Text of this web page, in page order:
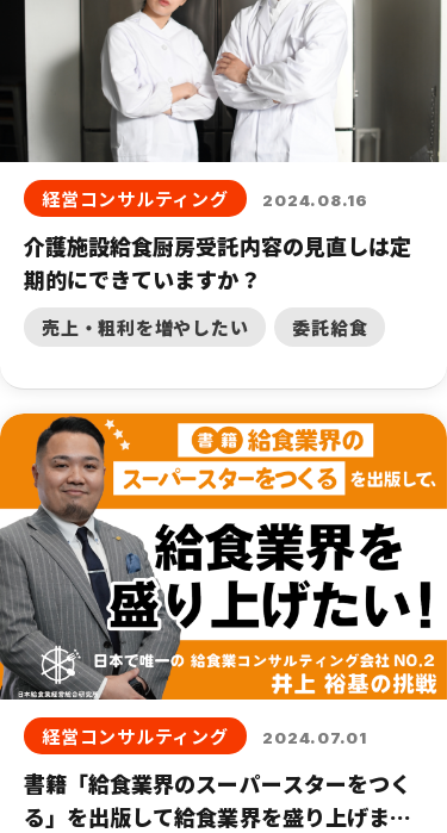
経営コンサルティング 2024.08.16
介護施設給食厨房受託内容の見直しは定
期的にできていますか？
売上・粗利を増やしたい 委託給食
経営コンサルティング 2024.07.01
書籍「給食業界のスーパースターをつく
る」を出版して給食業界を盛り上げま